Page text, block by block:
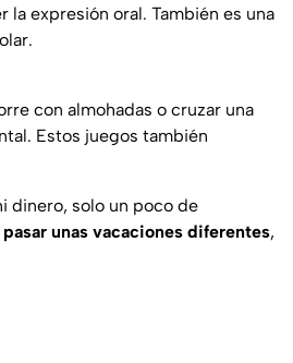
expresión oral. También es una
con almohadas o cruzar una
Estos juegos también
dinero, solo un poco de
unas vacaciones diferentes,